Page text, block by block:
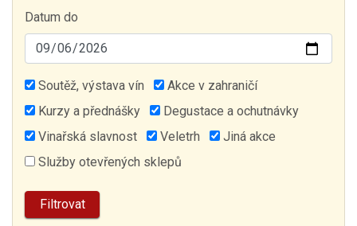
Datum do
Soutěž, výstava vín
Akce v zahraničí
Kurzy a přednášky
Degustace a ochutnávky
Vinařská slavnost
Veletrh
Jiná akce
Služby otevřených sklepů